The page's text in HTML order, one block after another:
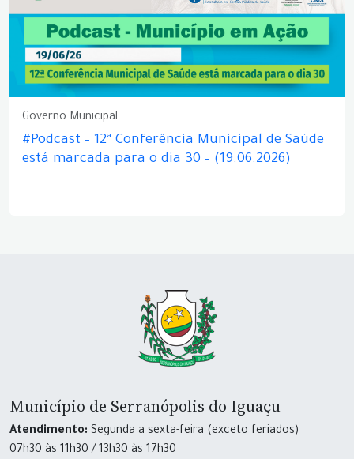
Governo Municipal
#Podcast – 12ª Conferência Municipal de Saúde
está marcada para o dia 30 – (19.06.2026)
Município de Serranópolis do Iguaçu
Atendimento: Segunda a sexta-feira (exceto feriados)
07h30 às 11h30 / 13h30 às 17h30